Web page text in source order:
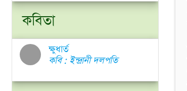
কবিতা
ক্ষুধার্ত
কবি : ইন্দ্রানী দলপতি